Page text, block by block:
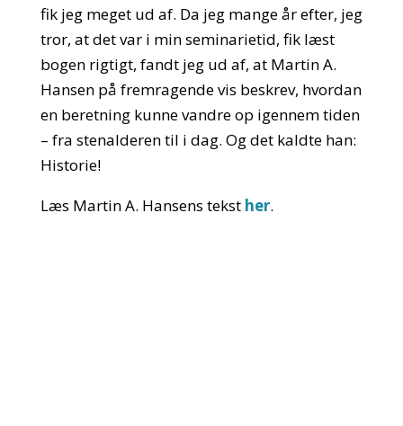
fik jeg meget ud af. Da jeg mange år efter, jeg
tror, at det var i min seminarietid, fik læst
bogen rigtigt, fandt jeg ud af, at Martin A.
Hansen på fremragende vis beskrev, hvordan
en beretning kunne vandre op igennem tiden
– fra stenalderen til i dag. Og det kaldte han:
Historie!
Læs Martin A. Hansens tekst her.